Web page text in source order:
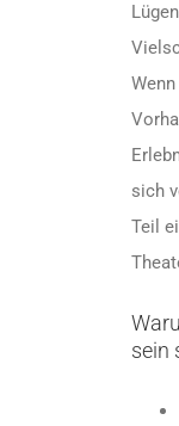
sich
Teil
sein